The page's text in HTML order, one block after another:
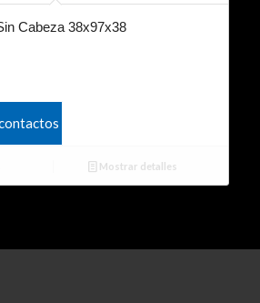
Cabeza 38x97x38
Mostrar detalles